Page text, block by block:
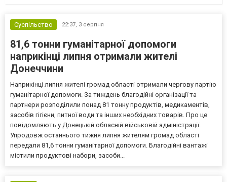
Суспільство 22:37, 3 серпня
81,6 тонни гуманітарної допомоги
наприкінці липня отримали жителі
Донеччини
Наприкінці липня жителі громад області отримали чергову партію
гуманітарної допомоги. За тиждень благодійні організації та
партнери розподілили понад 81 тонну продуктів, медикаментів,
засобів гігієни, питної води та інших необхідних товарів. Про це
повідомляють у Донецькій обласній військовій адміністрації.
Упродовж останнього тижня липня жителям громад області
передали 81,6 тонни гуманітарної допомоги. Благодійні вантажі
містили продуктові набори, засоби...